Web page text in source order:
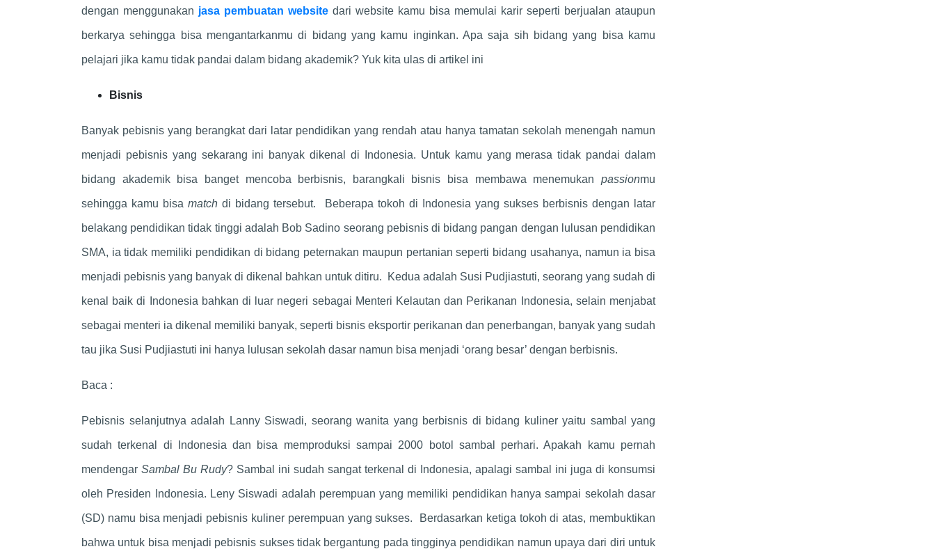
dengan menggunakan jasa pembuatan website dari website kamu bisa memulai karir seperti berjualan ataupun
berkarya sehingga bisa mengantarkanmu di bidang yang kamu inginkan. Apa saja sih bidang yang bisa kamu
pelajari jika kamu tidak pandai dalam bidang akademik? Yuk kita ulas di artikel ini
Bisnis
Banyak pebisnis yang berangkat dari latar pendidikan yang rendah atau hanya tamatan sekolah menengah namun
menjadi pebisnis yang sekarang ini banyak dikenal di Indonesia. Untuk kamu yang merasa tidak pandai dalam
bidang akademik bisa banget mencoba berbisnis, barangkali bisnis bisa membawa menemukan passionmu
sehingga kamu bisamatchdi bidang tersebut. Beberapa tokoh di Indonesia yang sukses berbisnis dengan latar
belakang pendidikan tidak tinggi adalah Bob Sadino seorang pebisnis di bidang pangan dengan lulusan pendidikan
SMA, ia tidak memiliki pendidikan di bidang peternakan maupun pertanian seperti bidang usahanya, namun ia bisa
menjadi pebisnis yang banyak di dikenal bahkan untuk ditiru. Kedua adalah Susi Pudjiastuti, seorang yang sudah di
kenal baik di Indonesia bahkan di luar negeri sebagai Menteri Kelautan dan Perikanan Indonesia, selain menjabat
sebagai menteri ia dikenal memiliki banyak, seperti bisnis eksportir perikanan dan penerbangan, banyak yang sudah
tau jika Susi Pudjiastuti ini hanya lulusan sekolah dasar namun bisa menjadi ‘orang besar’ dengan berbisnis.
Baca :
Pebisnis selanjutnya adalah Lanny Siswadi, seorang wanita yang berbisnis di bidang kuliner yaitu sambal yang
sudah terkenal di Indonesia dan bisa memproduksi sampai 2000 botol sambal perhari. Apakah kamu pernah
mendengar Sambal Bu Rudy? Sambal ini sudah sangat terkenal di Indonesia, apalagi sambal ini juga di konsumsi
oleh Presiden Indonesia. Leny Siswadi adalah perempuan yang memiliki pendidikan hanya sampai sekolah dasar
(SD) namu bisa menjadi pebisnis kuliner perempuan yang sukses. Berdasarkan ketiga tokoh di atas, membuktikan
bahwa untuk bisa menjadi pebisnis sukses tidak bergantung pada tingginya pendidikan namun upaya dari diri untuk